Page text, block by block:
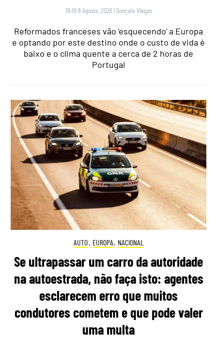
18:10 8 Agosto, 2026 | Gonçalo Viegas
Reformados franceses vão 'esquecendo' a Europa
e optando por este destino onde o custo de vida é
baixo e o clima quente a cerca de 2 horas de
Portugal
AUTO, EUROPA, NACIONAL
Se ultrapassar um carro da autoridade
na autoestrada, não faça isto: agentes
esclarecem erro que muitos
condutores cometem e que pode valer
uma multa